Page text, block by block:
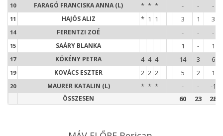
10 FARAGÓ FRANCISKA ANNA (L) * * * - - -
11 HAJÓS ALIZ * 1 1 3 1 3
14 FERENTZI ZOÉ - - -
15 SAÁRY BLANKA 1 - 1
17 KÖKÉNY PETRA 4 4 4 14 3 6
19 KOVÁCS ESZTER 2 2 2 5 2 1
20 MAURER KATALIN (L) * * * - - -1
ÖSSZESEN 60 23 28